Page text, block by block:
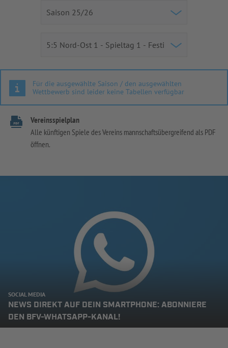
Für die ausgewählte Saison / den ausgewählten
Wettbewerb sind leider keine Tabellen verfügbar
Vereinsspielplan
Alle künftigen Spiele des Vereins mannschaftsübergreifend als PDF
öffnen.
SOCIAL MEDIA
NEWS DIREKT AUF DEIN SMARTPHONE: ABONNIERE
DEN BFV-WHATSAPP-KANAL!